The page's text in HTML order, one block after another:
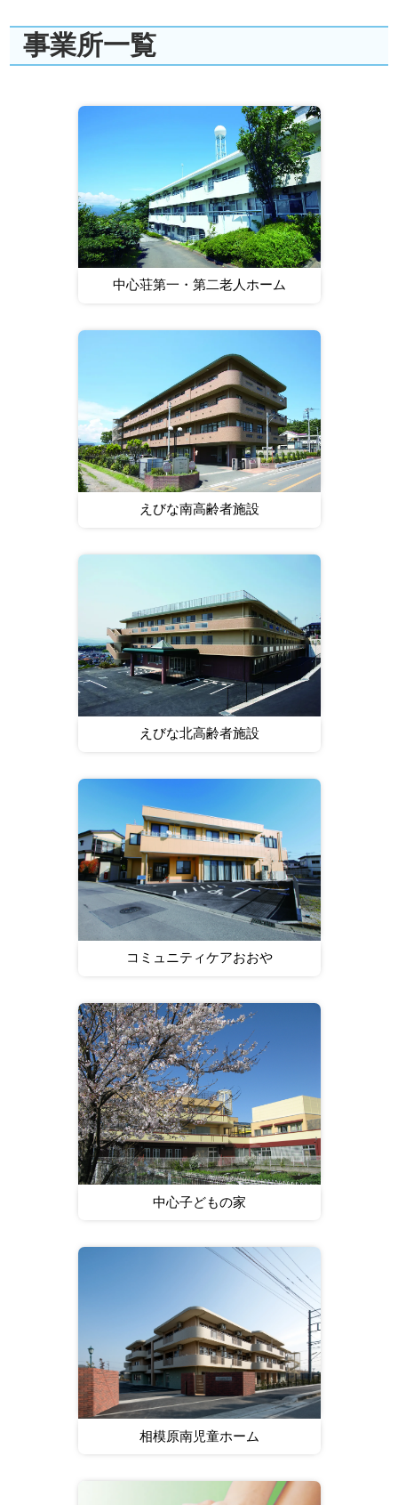
事業所一覧
中心荘第一・第二老人ホーム
えびな南高齢者施設
えびな北高齢者施設
コミュニティケアおおや
中心子どもの家
相模原南児童ホーム